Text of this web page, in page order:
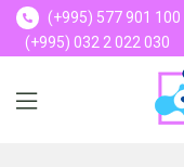
(+995) 577 901 100
(+995) 032 2 022 030